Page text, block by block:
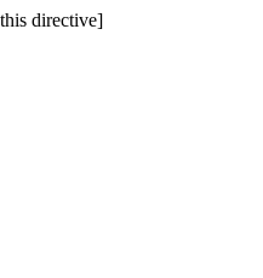
directive]